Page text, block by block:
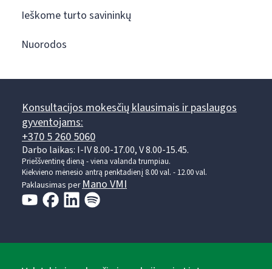
Ieškome turto savininkų
Nuorodos
Konsultacijos mokesčių klausimais ir paslaugos
gyventojams:
+370 5 260 5060
Darbo laikas: I-IV 8.00-17.00, V 8.00-15.45.
Prieššventinę dieną - viena valanda trumpiau.
Kiekvieno mėnesio antrą penktadienį 8.00 val. - 12.00 val.
Paklausimas perMano VMI